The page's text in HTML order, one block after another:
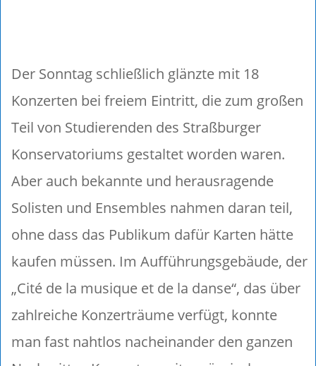
Der Sonntag schließlich glänzte mit 18
Konzerten bei freiem Eintritt, die zum großen
Teil von Studierenden des Straßburger
Konservatoriums gestaltet worden waren.
Aber auch bekannte und herausragende
Solisten und Ensembles nahmen daran teil,
ohne dass das Publikum dafür Karten hätte
kaufen müssen. Im Aufführungsgebäude, der
„Cité de la musique et de la danse“, das über
zahlreiche Konzerträume verfügt, konnte
man fast nahtlos nacheinander den ganzen